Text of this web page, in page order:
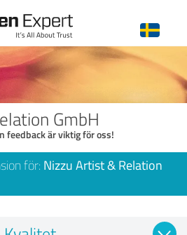
GmbH
feedback är viktig för oss!
för: Nizzu Artist & Relation